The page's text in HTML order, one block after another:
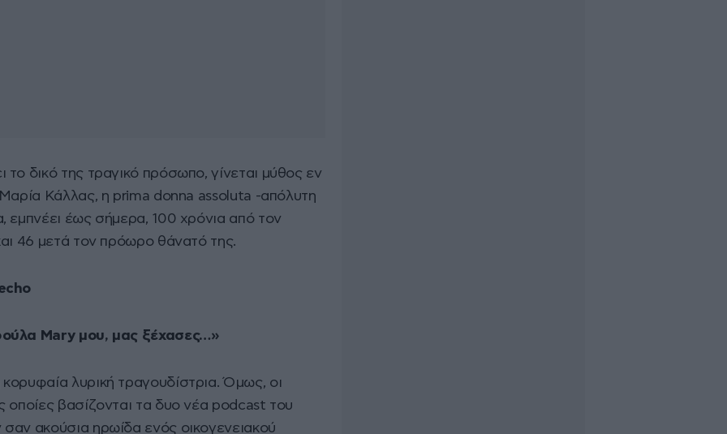
δικό της τραγικό πρόσωπο, γίνεται μύθος εν
Κάλλας, η prima donna assoluta -απόλυτη
εμπνέει έως σήμερα, 100 χρόνια από τον
46 μετά τον πρόωρο θάνατό της.
Mary μου, μας ξέχασες…»
λυρική τραγουδίστρια. Όμως, οι
οποίες βασίζονται τα δυο νέα podcast του
ακούσια ηρωίδα ενός οικογενειακού